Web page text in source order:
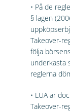
• På de
§ lagen
Takeover-
följa
underkasta
reglerna
• LUA är
Takeover-